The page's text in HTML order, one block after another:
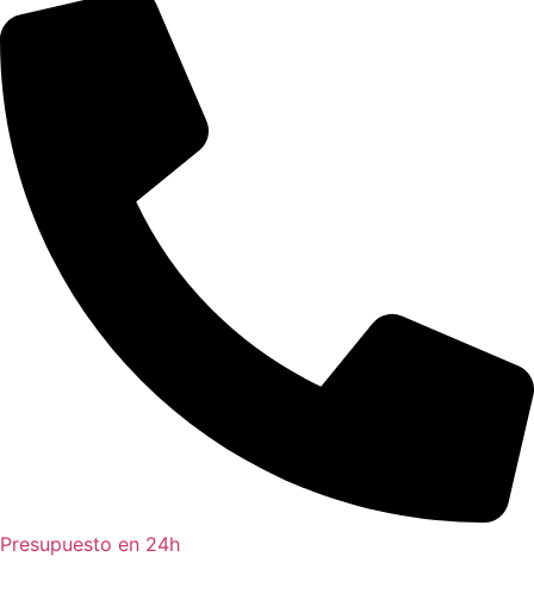
Presupuesto en 24h